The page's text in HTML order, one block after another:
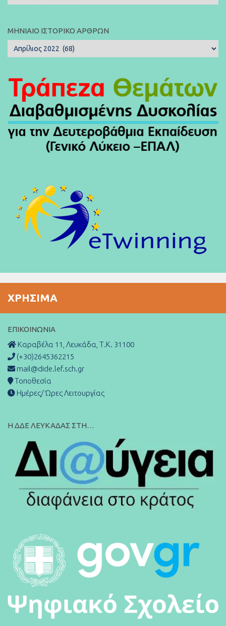
Άρθρων:
ΜΗΝΙΑΊΟ ΙΣΤΟΡΙΚΌ ΆΡΘΡΩΝ
Μηνιαίο
Ιστορικό
ΧΡΉΣΙΜΑ
ΕΠΙΚΟΙΝΩΝΊΑ
Καραβέλα 11, Λευκάδα, Τ.Κ. 31100
(+30)2645362215
mail@dide.lef.sch.gr
Τοποθεσία
Ημέρες/ Ώρες Λειτουργίας
Η ΔΔΕ ΛΕΥΚΑΔΑΣ ΣΤΗ…